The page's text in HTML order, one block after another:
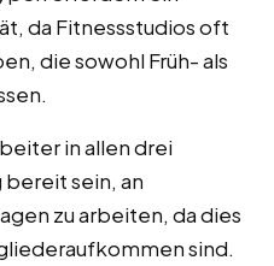
da Fitnessstudios oft
die sowohl Früh- als
in allen drei
bereit sein, an
zu arbeiten, da dies
sind.